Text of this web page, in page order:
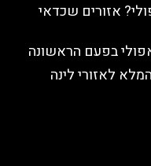
אזורים שכדאי
בפעם הראשונה
לאזורי לינה